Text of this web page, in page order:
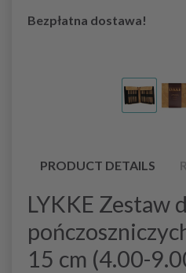
Bezpłatna dostawa!
PRODUCT DETAILS
LYKKE Zestaw
15 cm (4.00-